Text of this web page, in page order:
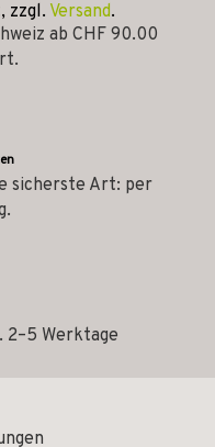
zzgl. Versand.
ab CHF 90.00
sicherste Art: per
2–5 Werktage